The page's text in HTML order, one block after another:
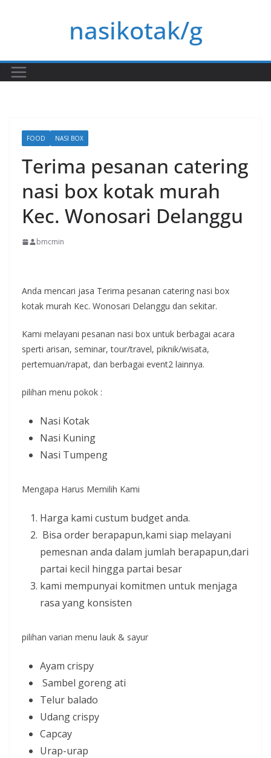
nasikotak/g
FOOD NASI BOX
Terima pesanan catering
nasi box kotak murah
Kec. Wonosari Delanggu
bmcmin
Anda mencari jasa Terima pesanan catering nasi box
kotak murah Kec. Wonosari Delanggu dan sekitar.
Kami melayani pesanan nasi box untuk berbagai acara
sperti arisan, seminar, tour/travel, piknik/wisata,
pertemuan/rapat, dan berbagai event2 lainnya.
pilihan menu pokok :
Nasi Kotak
Nasi Kuning
Nasi Tumpeng
Mengapa Harus Memilih Kami
Harga kami custum budget anda.
Bisa order berapapun,kami siap melayani
pemesnan anda dalam jumlah berapapun,dari
partai kecil hingga partai besar
kami mempunyai komitmen untuk menjaga
rasa yang konsisten
pilihan varian menu lauk & sayur
Ayam crispy
Sambel goreng ati
Telur balado
Udang crispy
Capcay
Urap-urap